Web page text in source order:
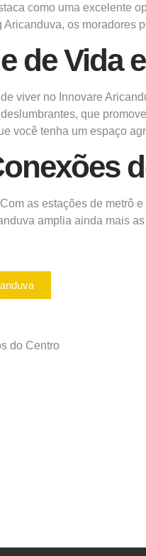
como uma excelente
os moradores
de Vida
viver no Innovare
que
você tenha um espaço
as estações de
amplia ainda mais
do Centro